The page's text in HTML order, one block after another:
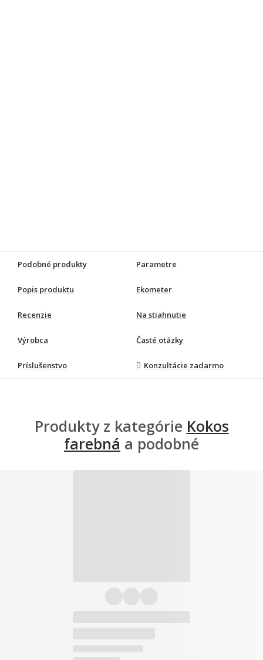
Podobné produkty Parametre
Popis produktu Ekometer
Recenzie Na stiahnutie
Výrobca Časté otázky
Príslušenstvo Konzultácie zadarmo
Produkty z kategórie Kokos
farebná a podobné